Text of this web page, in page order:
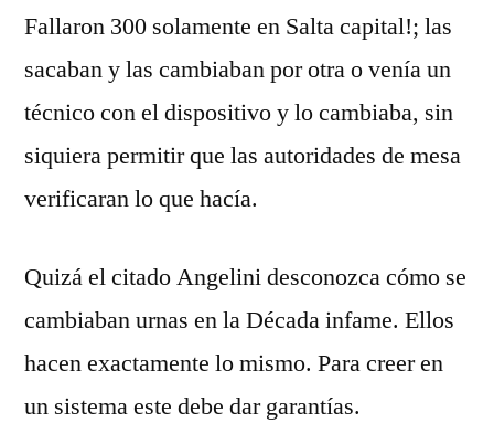
­Fallaron 300 solamente en Salta capital!; las
sacaban y las cambiaban por otra o venía un
técnico con el dispositivo y lo cambiaba, sin
siquiera permitir que las autoridades de mesa
verificaran lo que hacía.
Quizá el citado Angelini desconozca cómo se
cambiaban urnas en la Década infame. Ellos
hacen exactamente lo mismo. Para creer en
un sistema este debe dar garantías.